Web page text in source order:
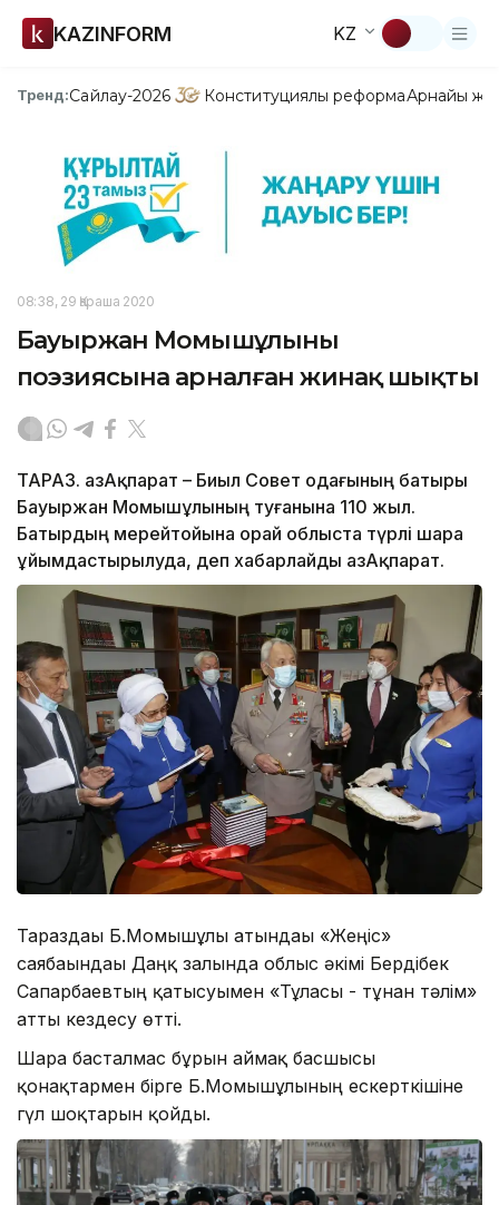
KAZINFORM KZ
Тренд:Сайлау-2026 Конституциялық реформаАрнайы
08:38, 29 Қараша 2020
Бауыржан Момышұлының
поэзиясына арналған жинақ шықты
ТАРАЗ. ҚазАқпарат – Биыл Совет одағының батыры
Бауыржан Момышұлының туғанына 110 жыл.
Батырдың мерейтойына орай облыста түрлі шара
ұйымдастырылуда, деп хабарлайды ҚазАқпарат.
Тараздағы Б.Момышұлы атындағы «Жеңіс»
саябағындағы Даңқ залында облыс әкімі Бердібек
Сапарбаевтың қатысуымен «Тұлғасы - тұнған тәлім»
атты кездесу өтті.
Шара басталмас бұрын аймақ басшысы
қонақтармен бірге Б.Момышұлының ескерткішіне
гүл шоқтарын қойды.